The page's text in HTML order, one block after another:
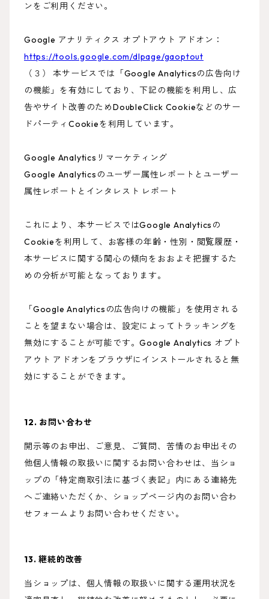
ンをご利用ください。
Google アナリティクス オプトアウト アドオン：
https://tools.google.com/dlpage/gaoptout
（３） 本サービスでは「Google Analyticsの広告向け
の機能」を有効にしており、下記の機能を利用し、広
告やサイト改善のためDoubleClick Cookieなどのサー
ドパーティCookieを利用しています。
Google Analyticsリマーケティング
Google Analyticsのユーザー属性レポートとユーザー
属性レポートとインタレスト レポート
これにより、本サービスではGoogle Analyticsの
Cookieを利用して、お客様の年齢・性別・閲覧履歴・
本サービスに関する関心の傾向をおおよそ把握するた
めの分析が可能となっております。
「Google Analyticsの広告向けの機能」を使用される
ことを望まない場合は、設定によってトラッキングを
無効にすることが可能です。Google Analytics オプト
アウト アドオンをブラウザにインストールされると無
効にすることができます。
12. お問い合わせ
開示等のお申出、ご意見、ご質問、苦情のお申出その
他個人情報の取扱いに関するお問い合わせは、当ショ
ップの「特定商取引法に基づく表記」内にある連絡先
へご連絡いただくか、ショップページ内のお問い合わ
せフォームよりお問い合わせください。
13. 継続的改善
当ショップは、個人情報の取扱いに関する運用状況を